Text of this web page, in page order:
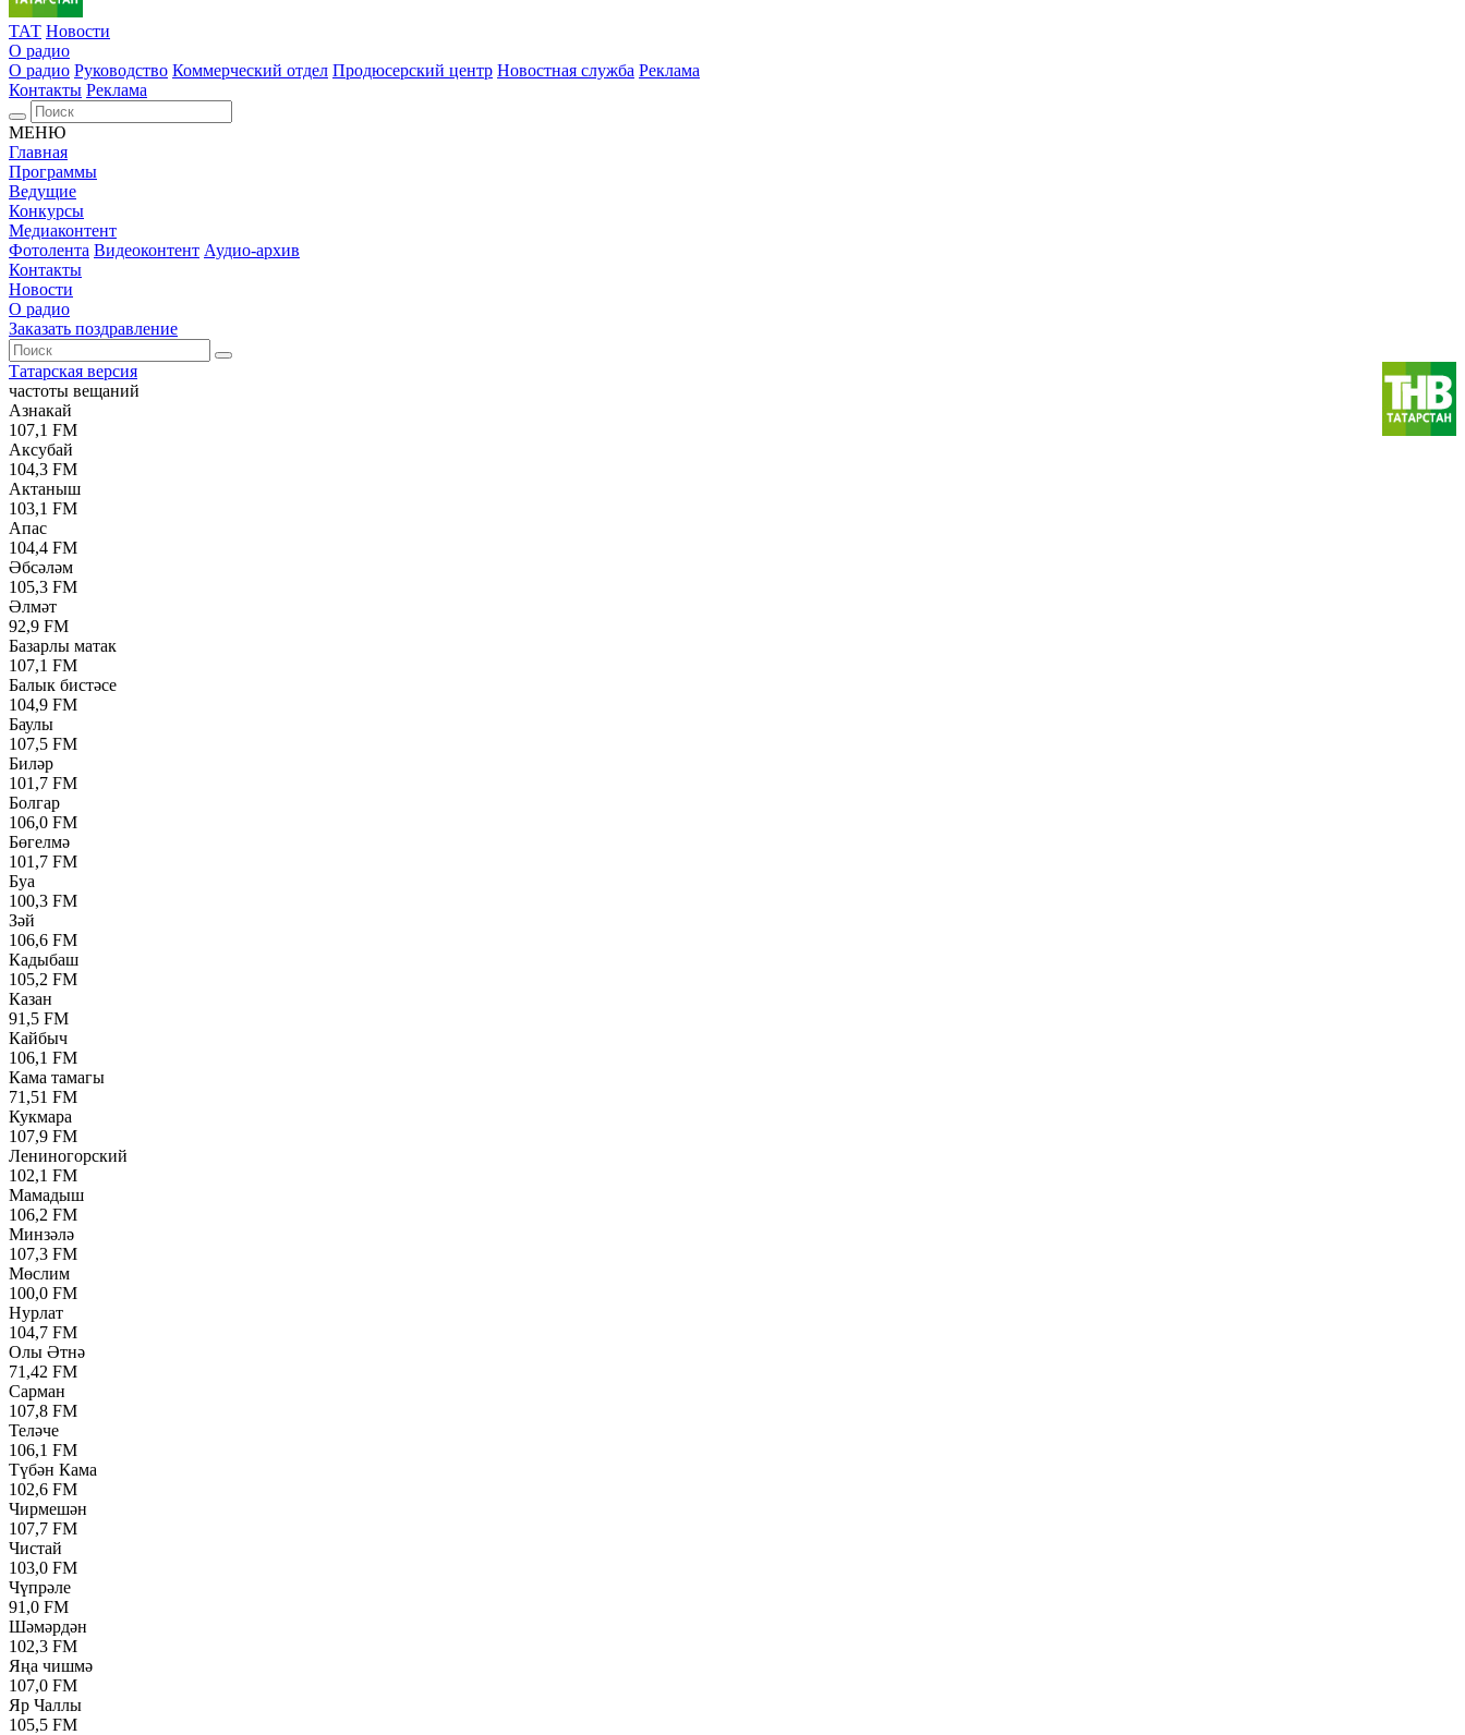
ТАТ Новости
О радио
О радио Руководство Коммерческий отдел Продюсерский центр Новостная служба Реклама
Контакты Реклама
МЕНЮ
Главная
Программы
Ведущие
Конкурсы
Медиаконтент
Фотолента Видеоконтент Аудио-архив
Контакты
Новости
О радио
Заказать поздравление
Татарская версия
частоты вещаний
Азнакай
107,1 FM
Аксубай
104,3 FM
Актаныш
103,1 FM
Апас
104,4 FM
Әбсәләм
105,3 FM
Әлмәт
92,9 FM
Базарлы матак
107,1 FM
Балык бистәсе
104,9 FM
Баулы
107,5 FM
Биләр
101,7 FM
Болгар
106,0 FM
Бөгелмә
101,7 FM
Буа
100,3 FM
Зәй
106,6 FM
Кадыбаш
105,2 FM
Казан
91,5 FM
Кайбыч
106,1 FM
Кама тамагы
71,51 FM
Кукмара
107,9 FM
Лениногорский
102,1 FM
Мамадыш
106,2 FM
Минзәлә
107,3 FM
Мөслим
100,0 FM
Нурлат
104,7 FM
Олы Әтнә
71,42 FM
Сарман
107,8 FM
Теләче
106,1 FM
Түбән Кама
102,6 FM
Чирмешән
107,7 FM
Чистай
103,0 FM
Чүпрәле
91,0 FM
Шәмәрдән
102,3 FM
Яңа чишмә
107,0 FM
Яр Чаллы
105,5 FM